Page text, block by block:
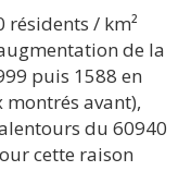
résidents / km²
de la
puis 1588 en
montrés avant),
du 60940
cette raison